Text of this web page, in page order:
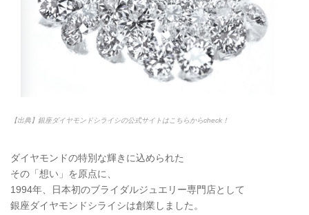
【出典】銀座ダイヤモンドシライシの公式サイトはこちらからcheck！
ダイヤモンドの特別な輝きに込められた
その「想い」を原点に、
1994年、日本初のブライダルジュエリー専門店として
銀座ダイヤモンドシライシは創業しました。